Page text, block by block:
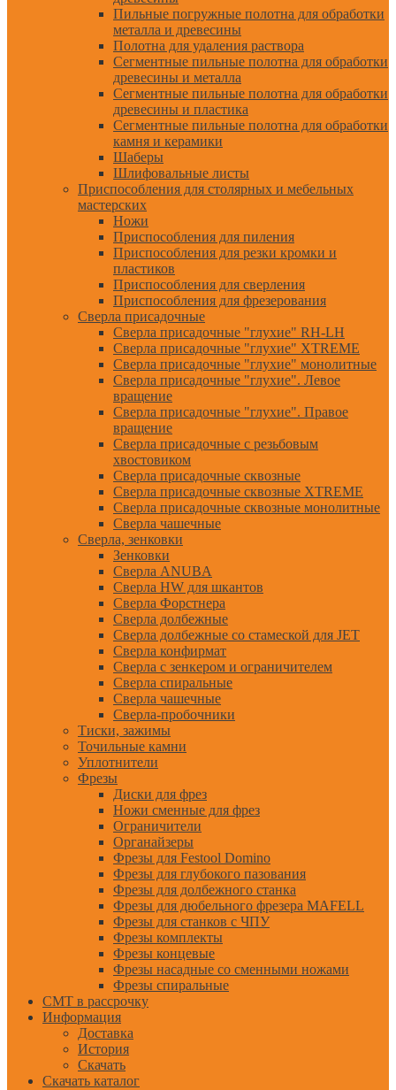
Пильные погружные полотна для обработки
металла и древесины
Полотна для удаления раствора
Сегментные пильные полотна для обработки
древесины и металла
Сегментные пильные полотна для обработки
древесины и пластика
Сегментные пильные полотна для обработки
камня и керамики
Шаберы
Шлифовальные листы
Приспособления для столярных и мебельных
мастерских
Ножи
Приспособления для пиления
Приспособления для резки кромки и
пластиков
Приспособления для сверления
Приспособления для фрезерования
Сверла присадочные
Сверла присадочные "глухие" RH-LH
Сверла присадочные "глухие" XTREME
Сверла присадочные "глухие" монолитные
Сверла присадочные "глухие". Левое
вращение
Сверла присадочные "глухие". Правое
вращение
Сверла присадочные с резьбовым
хвостовиком
Сверла присадочные сквозные
Сверла присадочные сквозные XTREME
Сверла присадочные сквозные монолитные
Сверла чашечные
Сверла, зенковки
Зенковки
Сверла ANUBA
Сверла HW для шкантов
Сверла Форстнера
Сверла долбежные
Сверла долбежные со стамеской для JET
Сверла конфирмат
Сверла с зенкером и ограничителем
Сверла спиральные
Сверла чашечные
Сверла-пробочники
Тиски, зажимы
Точильные камни
Уплотнители
Фрезы
Диски для фрез
Ножи сменные для фрез
Ограничители
Органайзеры
Фрезы для Festool Domino
Фрезы для глубокого пазования
Фрезы для долбежного станка
Фрезы для дюбельного фрезера MAFELL
Фрезы для станков с ЧПУ
Фрезы комплекты
Фрезы концевые
Фрезы насадные со сменными ножами
Фрезы спиральные
CMT в рассрочку
Информация
Доставка
История
Скачать
Скачать каталог